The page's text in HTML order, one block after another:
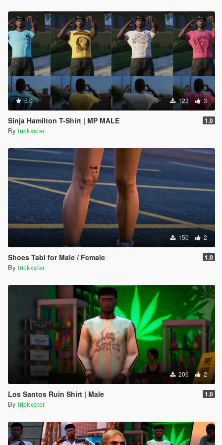
5.0 123 3
Sinja Hamilton T-Shirt | MP MALE 1.0
By trickxster
150 2
Shoes Tabi for Male / Female 1.0
By trickxster
206 2
Los Santos Ruin Shirt | Male 1.0
By trickxster